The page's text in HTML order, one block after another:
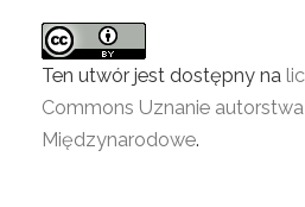
Ten utwór jest dostępny na
Commons Uznanie
Międzynarodowe.